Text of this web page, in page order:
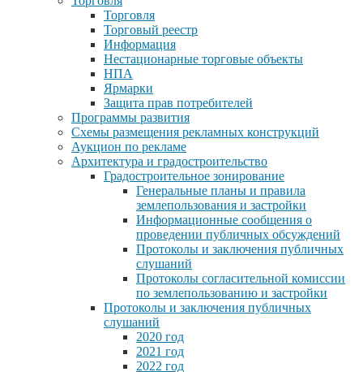
Торговля
Торговый реестр
Информация
Нестационарные торговые объекты
НПА
Ярмарки
Защита прав потребителей
Программы развития
Схемы размещения рекламных конструкций
Аукцион по рекламе
Архитектура и градостроительство
Градостроительное зонирование
Генеральные планы и правила
землепользования и застройки
Информационные сообщения о
проведении публичных обсуждений
Протоколы и заключения публичных
слушаний
Протоколы согласительной комиссии
по землепользованию и застройки
Протоколы и заключения публичных
слушаний
2020 год
2021 год
2022 год